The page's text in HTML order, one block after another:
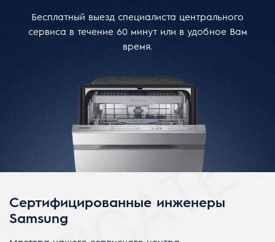
Бесплатный выезд специалиста центрального
сервиса в течение 60 минут или в удобное Вам
время.
Сертифицированные инженеры
Samsung